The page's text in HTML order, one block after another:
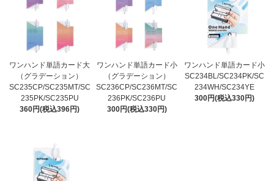
ワンハンド単語カード大
（グラデーション）
SC235CP/SC235MT/SC
235PK/SC235PU
360円(税込396円)
ワンハンド単語カード小
（グラデーション）
SC236CP/SC236MT/SC
236PK/SC236PU
300円(税込330円)
ワンハンド単語カード小
SC234BL/SC234PK/SC
234WH/SC234YE
300円(税込330円)